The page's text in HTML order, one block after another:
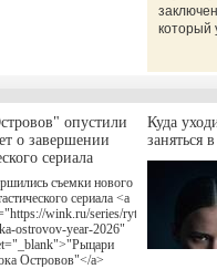
который
опустили
о завершении
сериала
съемки нового
сериала <a
wink.ru/series/rytsari-
ostrovov-year-2026"
Островов"</a>
Куда
заняться